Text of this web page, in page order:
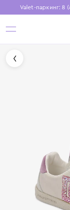
Valet-паркинг: 8
Установите